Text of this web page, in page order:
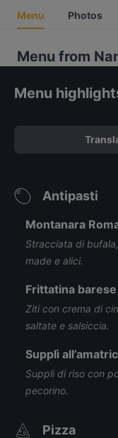
Menu Photos
Menu from
Menu
Antipasti
Montanara
Stracciata di
made e alici.
Frittatina barese
Ziti con crema di
saltate e salsiccia.
Supplì
Supplì di riso con
pecorino.
Pizza